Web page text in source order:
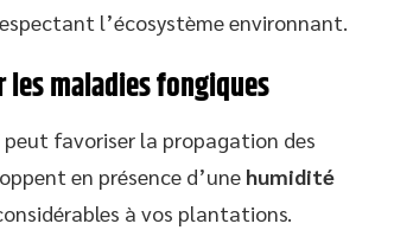
l’écosystème environnant.
les maladies fongiques
peut favoriser la propagation des
en présence d’une humidité
à vos plantations.